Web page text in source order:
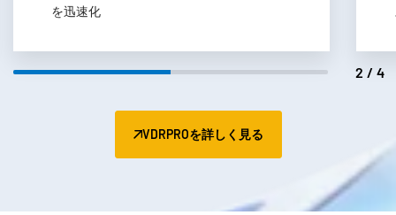
を迅速化
2/4
VDRPROを詳しく見る